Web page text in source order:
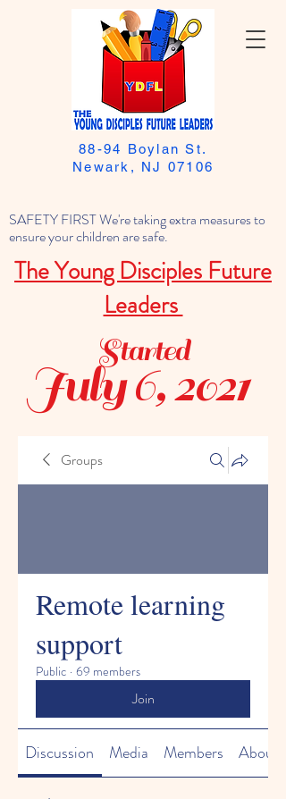
SAFETY FIRST We're taking extra measures to
ensure your children are safe.
The Young Disciples Future
Leaders
88-94 Boylan St.
Newark, NJ 07106
July 6, 2021
Started
Groups
Remote learning
support
Public · 69 members
Join
Discussion Media Members About